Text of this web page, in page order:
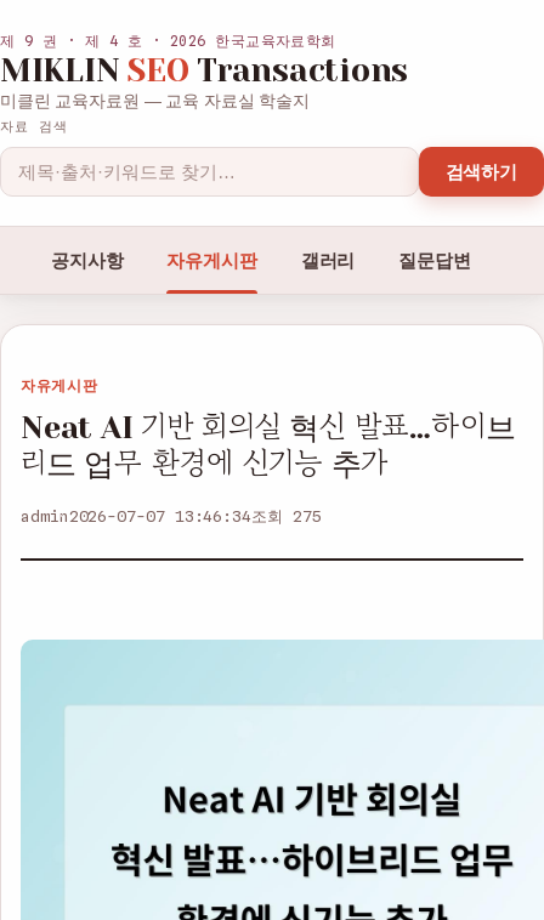
제 9 권 · 제 4 호 · 2026 한국교육자료학회
MIKLINSEO Transactions
미클린 교육자료원 — 교육 자료실 학술지
자료 검색
검색하기
공지사항 자유게시판 갤러리 질문답변
자유게시판
Neat AI 기반 회의실 혁신 발표…하이브
리드 업무 환경에 신기능 추가
admin2026-07-07 13:46:34조회 275